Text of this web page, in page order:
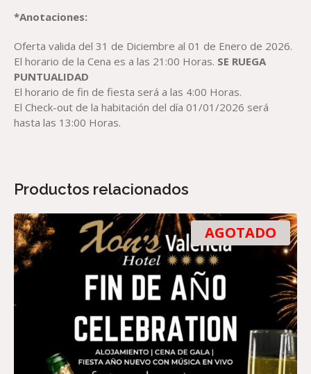
*Anotaciones:
Oferta valida del 31 de Diciembre al 01 de Enero de 2026.
El horario de la Cena es a las 21:00 Horas. SE RUEGA
PUNTUALIDAD
El horario de fin de fiesta será a las 4:00 Horas.
El Check-out de la habitación del día 01/01/2026 será
hasta las 13:00 Horas.
Productos relacionados
AGOTADO